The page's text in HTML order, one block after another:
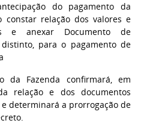
do pagamento da
constar relação dos valores e
e anexar Documento de
distinto, para o pagamento de
da Fazenda confirmará, em
relação e dos documentos
determinará a prorrogação de